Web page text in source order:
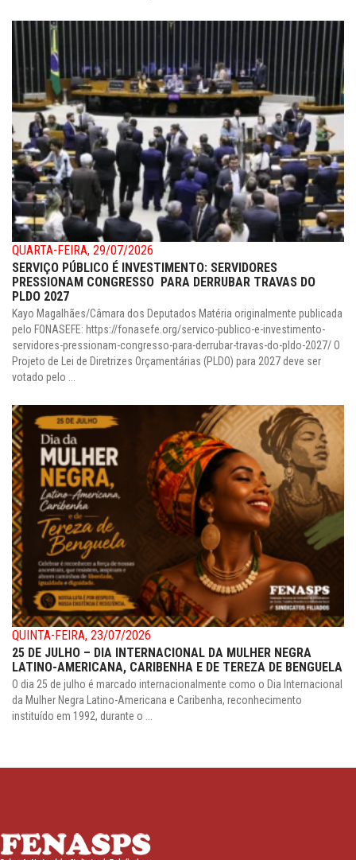
QUARTA-FEIRA, 29/07/2026
SERVIÇO PÚBLICO É INVESTIMENTO: SERVIDORES
PRESSIONAM CONGRESSO PARA DERRUBAR TRAVAS DO
PLDO 2027
Kayo Magalhães/Câmara dos Deputados Matéria originalmente publicada
pelo FONASEFE: https://fonasefe.org/servico-publico-e-investimento-
servidores-pressionam-congresso-para-derrubar-travas-do-pldo-2027/ O
Projeto de Lei de Diretrizes Orçamentárias (PLDO) para 2027 deve ser
votado pelo ...
QUINTA-FEIRA, 23/07/2026
25 DE JULHO – DIA INTERNACIONAL DA MULHER NEGRA
LATINO-AMERICANA, CARIBENHA E DE TEREZA DE BENGUELA
O dia 25 de julho é marcado internacionalmente como o Dia Internacional
da Mulher Negra Latino-Americana e Caribenha, reconhecimento
instituído em 1992, durante o ...